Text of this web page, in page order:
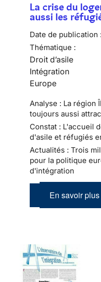
La crise du
aussi les
Date de publication :
Thématique :
Droit d’asile
Intégration
Europe
Analyse : La région
toujours aussi
Constat : L'accueil
d'asile et réfugiés
Actualités : Trois
pour la politique
d'intégration
En savoir plus